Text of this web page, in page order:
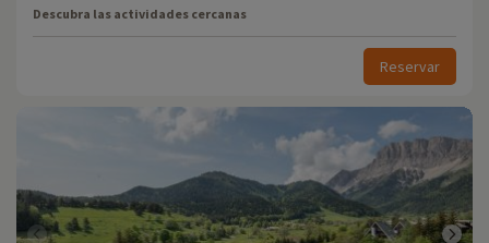
Descubra las actividades cercanas
Reservar